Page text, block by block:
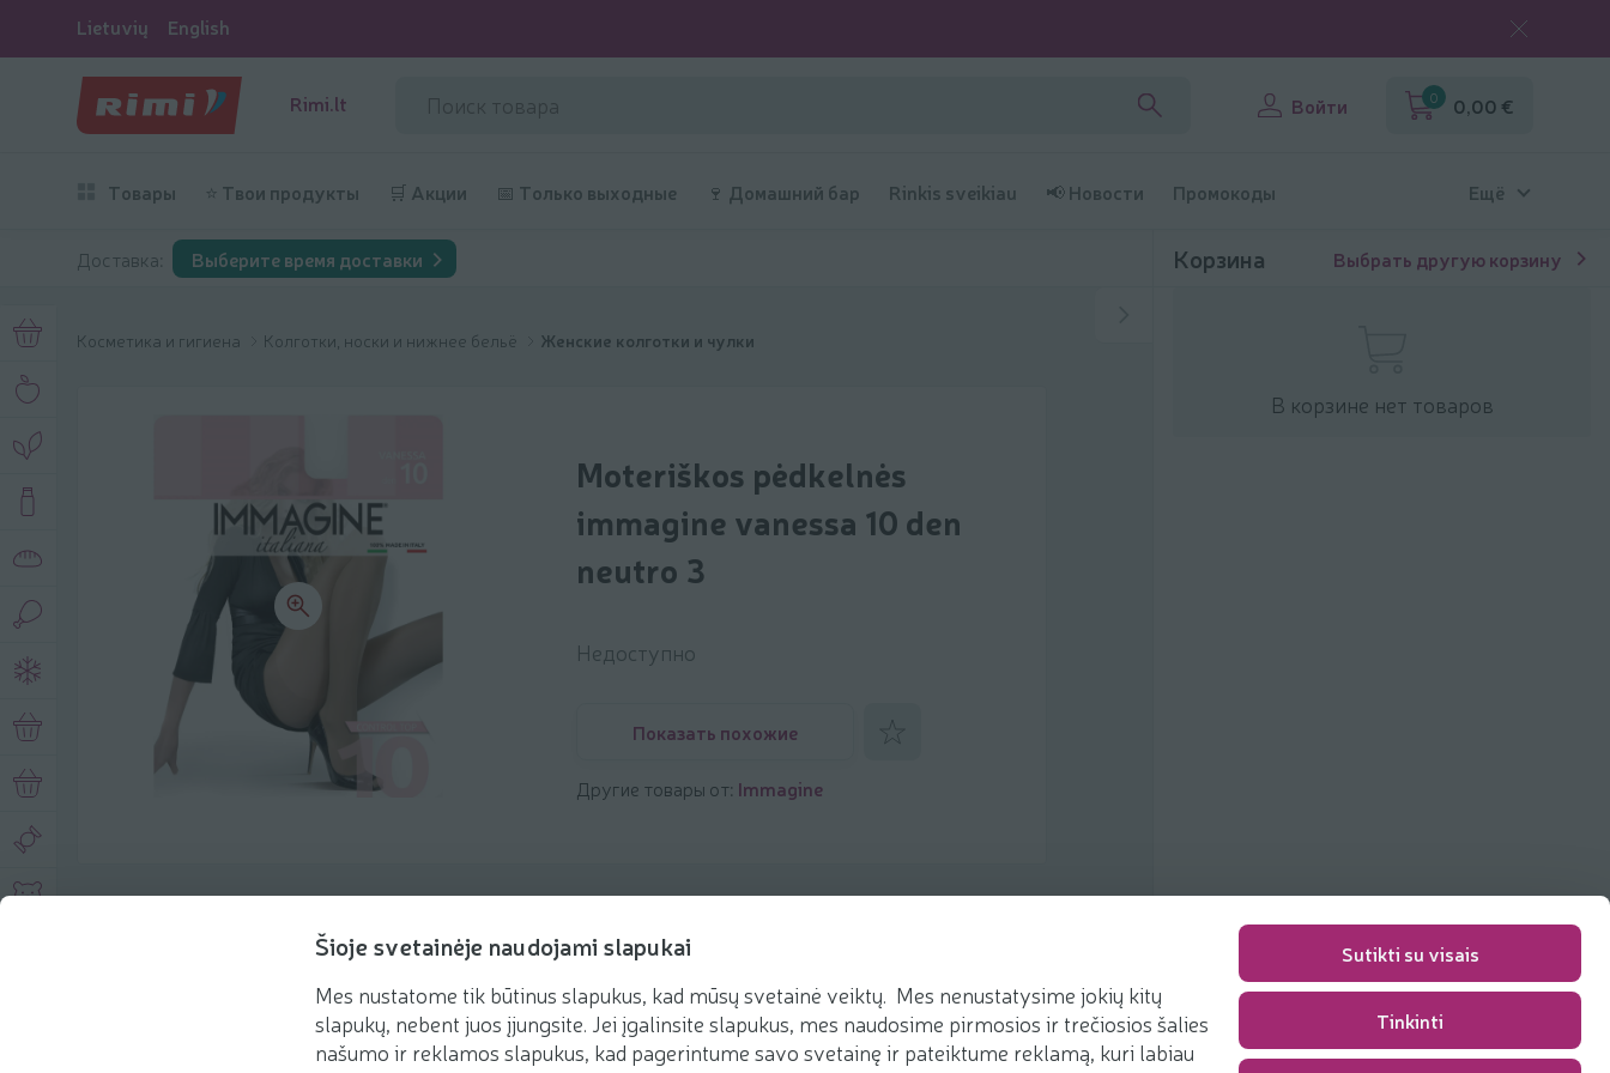
Šioje svetainėje naudojami slapukai
Mes nustatome tik būtinus slapukus, kad mūsų svetainė veiktų. Mes nenustatysime jokių kitų
slapukų, nebent juos įjungsite. Jei įgalinsite slapukus, mes naudosime pirmosios ir trečiosios šalies
našumo ir reklamos slapukus, kad pagerintume savo svetainę ir pateiktume reklamą, kuri labiau
Sutikti su visais
Tinkinti
Lietuvių English
Rimi.lt Войти 0 0,00 €
Товары ⭐ Твои продукты 🛒 Акции 📅 Только выходные 🍷 Домашний бар Rinkis sveikiau 📢 Новости Промокоды Ещё
Доставка: Выберите время доставки
Косметика и гигиена Колготки, носки и нижнее бельё Женские колготки и чулки
Moteriškos pėdkelnės
immagine vanessa 10 den
neutro 3
Недоступно
Показать похожие
Другие товары от: Immagine
Описание продукта
Рекомендации
Корзина Выбрать другую корзину
В корзине нет товаров
Упаковка 0,00 €
Сумма 0,00 €